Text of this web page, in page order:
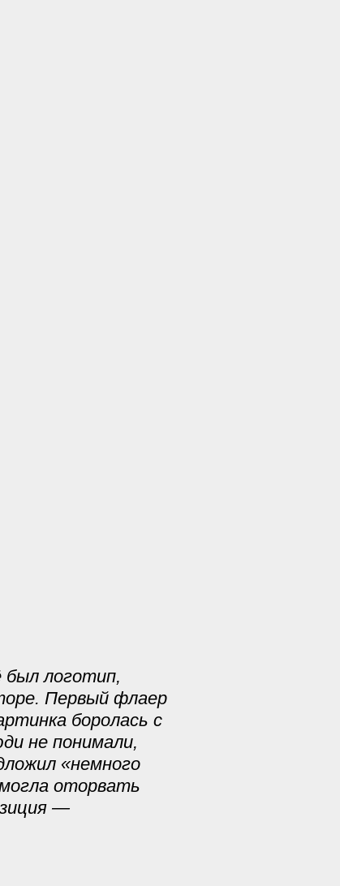
был логотип,
Первый флаер
боролась с
не понимали,
«немного
оторвать
—